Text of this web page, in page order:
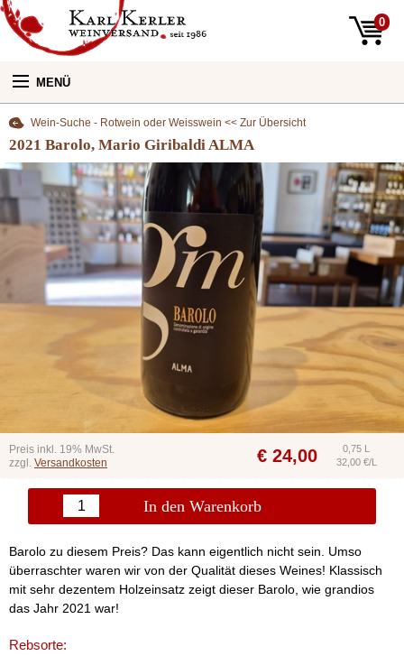
0
MENÜ
Unsere Weine:
Unser Laden:
Newsletter
Wein-Suche - Rotwein oder Weisswein << Zur Übersicht
2021 Barolo, Mario Giribaldi ALMA
Preis inkl. 19% MwSt.
zzgl. Versandkosten € 24,00
0,75 L
32,00 €/L
In den Warenkorb
Barolo zu diesem Preis? Das kann eigentlich nicht sein. Umso
überraschter waren wir von der Qualität dieses Weines! Klassisch
mit sehr dezentem Holzeinsatz zeigt dieser Barolo, wie grandios
das Jahr 2021 war!
Rebsorte: